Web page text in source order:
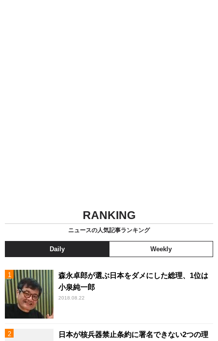
RANKING
ニュースの人気記事ランキング
Daily Weekly
森永卓郎が選ぶ日本をダメにした総理、1位は
小泉純一郎
2018.08.22
日本が核兵器禁止条約に署名できない2つの理